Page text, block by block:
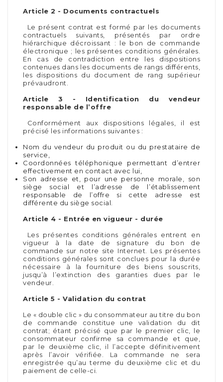
Article 2 - Documents contractuels
Le présent contrat est formé par les documents
contractuels suivants, présentés par ordre
hiérarchique décroissant : le bon de commande
électronique ; les présentes conditions générales.
En cas de contradiction entre les dispositions
contenues dans les documents de rangs différents,
les dispositions du document de rang supérieur
prévaudront.
Article 3 - Identification du vendeur
responsable de l’offre
Conformément aux dispositions légales, il est
précisé les informations suivantes :
Nom du vendeur du produit ou du prestataire de
service,
Coordonnées téléphonique permettant d’entrer
effectivement en contact avec lui,
Son adresse et, pour une personne morale, son
siège social et l’adresse de l’établissement
responsable de l’offre si cette adresse est
différente du siège social.
Article 4 - Entrée en vigueur - durée
Les présentes conditions générales entrent en
vigueur à la date de signature du bon de
commande sur notre site Internet. Les présentes
conditions générales sont conclues pour la durée
nécessaire à la fourniture des biens souscrits,
jusqu’à l’extinction des garanties dues par le
vendeur.
Article 5 - Validation du contrat
Le « double clic » du consommateur au titre du bon
de commande constitue une validation du dit
contrat; étant précisé que par le premier clic, le
consommateur confirme sa commande et que,
par le deuxième clic, il l’accepte définitivement
après l’avoir vérifiée. La commande ne sera
enregistrée qu’au terme du deuxième clic et du
paiement de celle-ci.